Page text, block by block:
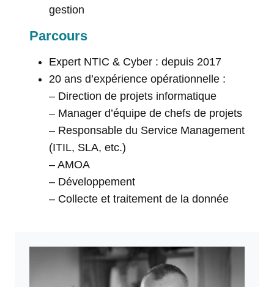
gestion
Parcours
Expert NTIC & Cyber : depuis 2017
20 ans d’expérience opérationnelle :
– Direction de projets informatique
– Manager d’équipe de chefs de projets
– Responsable du Service Management
(ITIL, SLA, etc.)
– AMOA
– Développement
– Collecte et traitement de la donnée